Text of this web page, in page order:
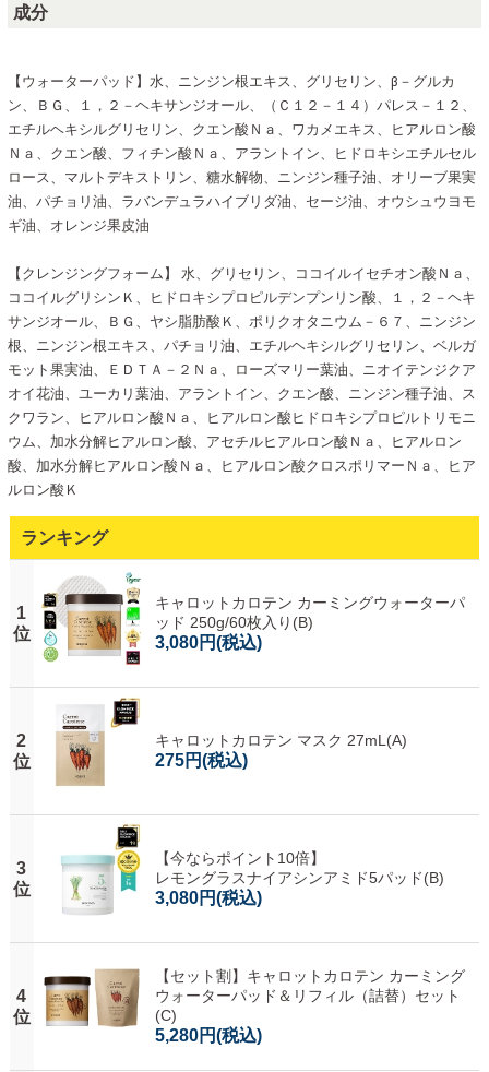
成分
【ウォーターパッド】水、ニンジン根エキス、グリセリン、β－グルカ
ン、ＢＧ、１，２－ヘキサンジオール、（Ｃ１２－１４）パレス－１２、
エチルヘキシルグリセリン、クエン酸Ｎａ、ワカメエキス、ヒアルロン酸
Ｎａ、クエン酸、フィチン酸Ｎａ、アラントイン、ヒドロキシエチルセル
ロース、マルトデキストリン、糖水解物、ニンジン種子油、オリーブ果実
油、パチョリ油、ラバンデュラハイブリダ油、セージ油、オウシュウヨモ
ギ油、オレンジ果皮油
【クレンジングフォーム】 水、グリセリン、ココイルイセチオン酸Ｎａ、
ココイルグリシンＫ、ヒドロキシプロピルデンプンリン酸、１，２－ヘキ
サンジオール、ＢＧ、ヤシ脂肪酸Ｋ、ポリクオタニウム－６７、ニンジン
根、ニンジン根エキス、パチョリ油、エチルヘキシルグリセリン、ベルガ
モット果実油、ＥＤＴＡ－２Ｎａ、ローズマリー葉油、ニオイテンジクア
オイ花油、ユーカリ葉油、アラントイン、クエン酸、ニンジン種子油、ス
クワラン、ヒアルロン酸Ｎａ、ヒアルロン酸ヒドロキシプロピルトリモニ
ウム、加水分解ヒアルロン酸、アセチルヒアルロン酸Ｎａ、ヒアルロン
酸、加水分解ヒアルロン酸Ｎａ、ヒアルロン酸クロスポリマーＮａ、ヒア
ルロン酸Ｋ
ランキング
1
位
キャロットカロテン カーミングウォーターパ
ッド 250g/60枚入り(B)
3,080円(税込)
2
位
キャロットカロテン マスク 27mL(A)
275円(税込)
3
位
【今ならポイント10倍】
レモングラスナイアシンアミド5パッド(B)
3,080円(税込)
4
位
【セット割】キャロットカロテン カーミング
ウォーターパッド＆リフィル（詰替）セット
(C)
5,280円(税込)